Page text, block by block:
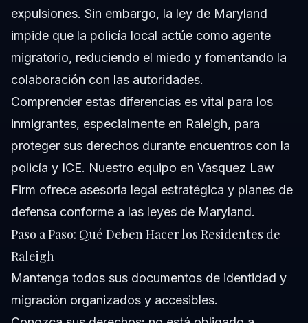
expulsiones. Sin embargo, la ley de Maryland
impide que la policía local actúe como agente
migratorio, reduciendo el miedo y fomentando la
colaboración con las autoridades.
Comprender estas diferencias es vital para los
inmigrantes, especialmente en Raleigh, para
proteger sus derechos durante encuentros con la
policía y ICE. Nuestro equipo en Vasquez Law
Firm ofrece asesoría legal estratégica y planes de
defensa conforme a las leyes de Maryland.
Paso a Paso: Qué Deben Hacer los Residentes de
Raleigh
Mantenga todos sus documentos de identidad y
migración organizados y accesibles.